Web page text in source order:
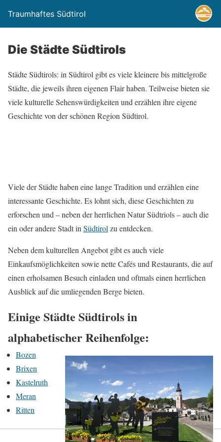
Traumhaftes Südtirol
Die Städte Südtirols
Städte Südtirols: in Südtirol gibt es viele kleinere bis mittelgroße
Städte, die jeweils ihren eigenen Flair haben. Teilweise bieten sie
viele kulturelle Sehenswürdigkeiten und erzählen ihre eigene
Geschichte von der schönen Region Südtirol.
Viele der Städte haben eine lange Tradition und erzählen eine
interessante Geschichte. Es lohnt sich, diese Geschichten zu
erforschen und – neben der herrlichen Natur Südtriols – auch die
ein oder andere Stadt in Südtirol zu entdecken.
Neben dem kulturellen Angebot gibt es auch viele
Einkaufsmöglichkeiten sowie nette Cafés und Restaurants, die auf
einen erholsamen Besuch einladen und oftmals einen herrlichen
Ausblick auf die umliegenden Berge bieten.
Einige Städte Südtirols in
alphabetischer Reihenfolge:
Bozen
Brixen
Kastelruth
Meran
Ritten